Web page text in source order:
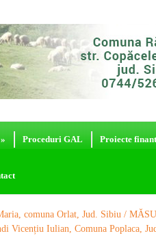
» Proceduri GAL Proiecte
comuna Orlat, Jud. Sibiu /
Vicențiu Iulian, Comuna Poplaca,